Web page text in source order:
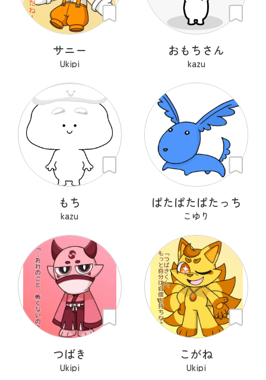
サニー
Ukipi
おもちさん
kazu
もち
kazu
ぱたぱたぱたっち
こゆり
つばき
Ukipi
こがね
Ukipi